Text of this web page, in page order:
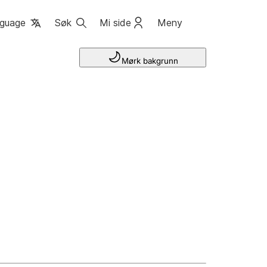
Søk Mi side Meny
Mørk bakgrunn